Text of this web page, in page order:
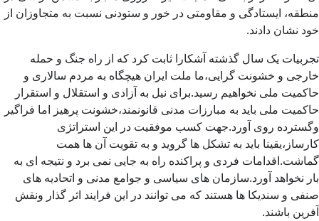
منطقه، ایستادگی و مقاومتی در خور و ستودنی نسبت به متجاوزان از
خود نشان دادند.
تجربیات یک سال گذشته آشکارا ثابت کرد که از راه جنگ و حمله
خارجی و خشونت گرایی،ما ملت ایران هیچگاه به مردم سالاری و
حاکمیت ملی نخواهیم رسید.برای نیل به آزادی و استقلال و استقرار
حاکمیت ملی باید به مبارزات مدنی قانونمند،خشونت پرهیز اما فراگیر
وگسترده روی آورد.جهت کسب موفقیت در این استراتژی
کارساز،یقینا باید به تشکل ها گروید و به تقویت آن ها همت
گماشت.اقدامات فردی و پراکنده راه به جایی نمی برد و نتیجه ای به
بار نخواهد آورد.سازمان های سیاسی و جوامع مدنی و اتحادیه های
صنفی و سندیکا ها هستند که می توانند در این فرایند اثر گذار ونقش
آفرین باشند.